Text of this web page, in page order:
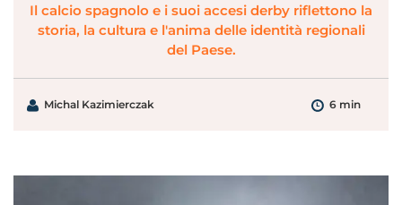
Il calcio spagnolo e i suoi accesi derby riflettono la
storia, la cultura e l'anima delle identità regionali
del Paese.
Michal Kazimierczak 6 min